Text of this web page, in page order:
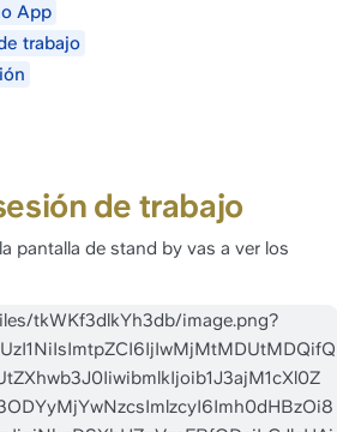
App
trabajo
de trabajo
pantalla de stand by vas a ver los